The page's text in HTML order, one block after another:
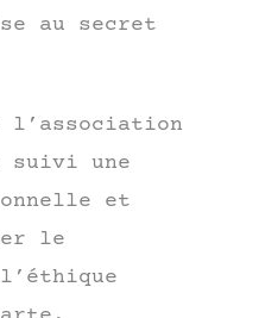
au secret
l’association
suivi une
et
le